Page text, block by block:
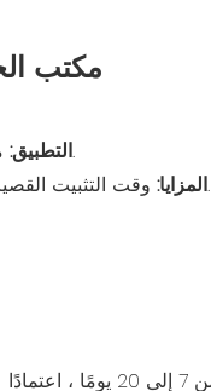
مكتب
التطبيق:مكاتب الحاويات في مواقع البناء وورش العمل المدمجة في المكاتب والمكاتب الخارجية منخفضة التكلفة.
المزايا:وقت التثبيت القصير ، من 1 إلى 15 يومًا ، اعتمادًا على المشروع ، يحتاج مكتب حاوية واحد فقط إلى يوم واحد لإكمال التثبيت.